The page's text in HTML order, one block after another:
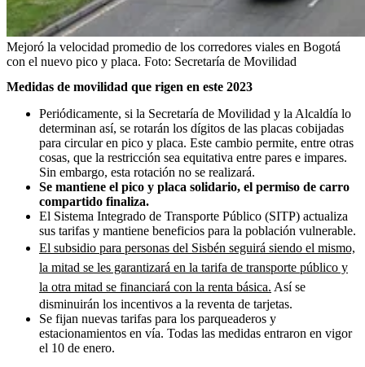
Mejoró la velocidad promedio de los corredores viales en Bogotá
con el nuevo pico y placa. Foto: Secretaría de Movilidad
Medidas de movilidad que rigen en este 2023
Periódicamente, si la Secretaría de Movilidad y la Alcaldía lo
determinan así, se rotarán los dígitos de las placas cobijadas
para circular en pico y placa. Este cambio permite, entre otras
cosas, que la restricción sea equitativa entre pares e impares.
Sin embargo, esta rotación no se realizará.
Se mantiene el pico y placa solidario, el permiso de carro
compartido finaliza.
El Sistema Integrado de Transporte Público (SITP) actualiza
sus tarifas y mantiene beneficios para la población vulnerable.
El subsidio para personas del Sisbén seguirá siendo el mismo,
la mitad se les garantizará en la tarifa de transporte público y
la otra mitad se financiará con la renta básica. Así se
disminuirán los incentivos a la reventa de tarjetas.
Se fijan nuevas tarifas para los parqueaderos y
estacionamientos en vía. Todas las medidas entraron en vigor
el 10 de enero.